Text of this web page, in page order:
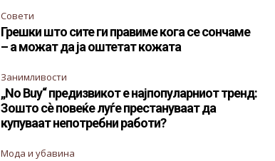
Совети
Грешки што сите ги правиме кога се сончаме
– а можат да ја оштетат кожата
Занимливости
„No Buy“ предизвикот е најпопуларниот тренд:
Зошто сè повеќе луѓе престануваат да
купуваат непотребни работи?
Мода и убавина